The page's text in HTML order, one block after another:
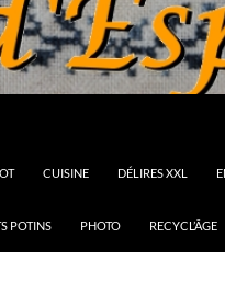
CUISINE DÉLIRES XXL
POTINS PHOTO RECYCL’ÂGE